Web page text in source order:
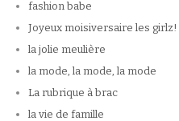
fashion babe
Joyeux moisiversaire les girlz!
la jolie meulière
la mode, la mode, la mode
La rubrique à brac
la vie de famille